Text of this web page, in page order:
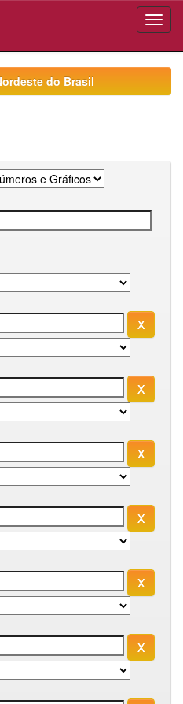
do Brasil